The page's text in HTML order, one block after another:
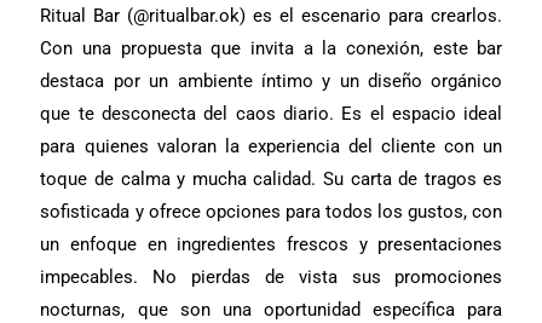
Ritual Bar (@ritualbar.ok) es el escenario para crearlos.
Con una propuesta que invita a la conexión, este bar
destaca por un ambiente íntimo y un diseño orgánico
que te desconecta del caos diario. Es el espacio ideal
para quienes valoran la experiencia del cliente con un
toque de calma y mucha calidad. Su carta de tragos es
sofisticada y ofrece opciones para todos los gustos, con
un enfoque en ingredientes frescos y presentaciones
impecables. No pierdas de vista sus promociones
nocturnas, que son una oportunidad específica para